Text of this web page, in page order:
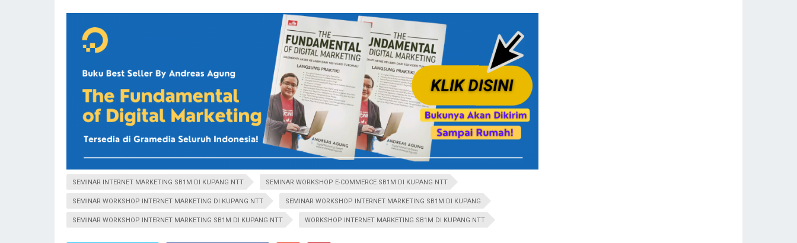
SEMINAR INTERNET MARKETING SB1M DI KUPANG NTT SEMINAR WORKSHOP E-COMMERCE SB1M DI KUPANG NTT
SEMINAR WORKSHOP INTERNET MARKETING DI KUPANG NTT SEMINAR WORKSHOP INTERNET MARKETING SB1M DI KUPANG
SEMINAR WORKSHOP INTERNET MARKETING SB1M DI KUPANG NTT WORKSHOP INTERNET MARKETING SB1M DI KUPANG NTT